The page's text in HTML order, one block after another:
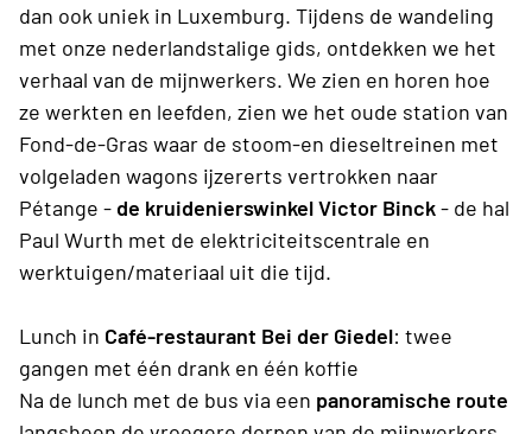
dan ook uniek in Luxemburg. Tijdens de wandeling
met onze nederlandstalige gids, ontdekken we het
verhaal van de mijnwerkers. We zien en horen hoe
ze werkten en leefden, zien we het oude station van
Fond-de-Gras waar de stoom-en dieseltreinen met
volgeladen wagons ijzererts vertrokken naar
Pétange -de kruidenierswinkel Victor Binck- de hal
Paul Wurth met de elektriciteitscentrale en
werktuigen/materiaal uit die tijd.
Lunch in Café-restaurant Bei der Giedel: twee
gangen met één drank en één koffie
Na de lunch met de bus via een panoramische route